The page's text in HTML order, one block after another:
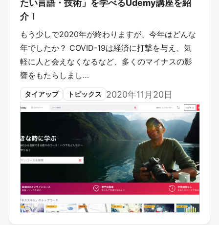
たい言語・技術」を学べるUdemy講座を紹
介！
もう少しで2020年が終わりますが、今年はどんな
年でしたか？ COVID-19は経済に打撃を与え、気
軽に人と会えなくなるなど、多くのマイナスの影
響をもたらしまし…
タイアップ トピックス 2020年11月20日